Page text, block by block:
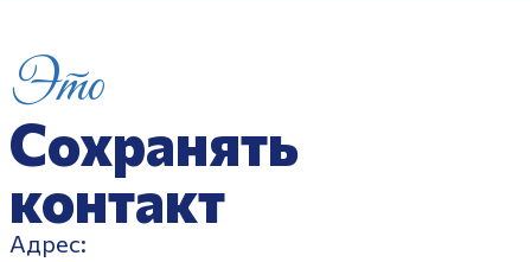
Это
Сохранять
контакт
Адрес: